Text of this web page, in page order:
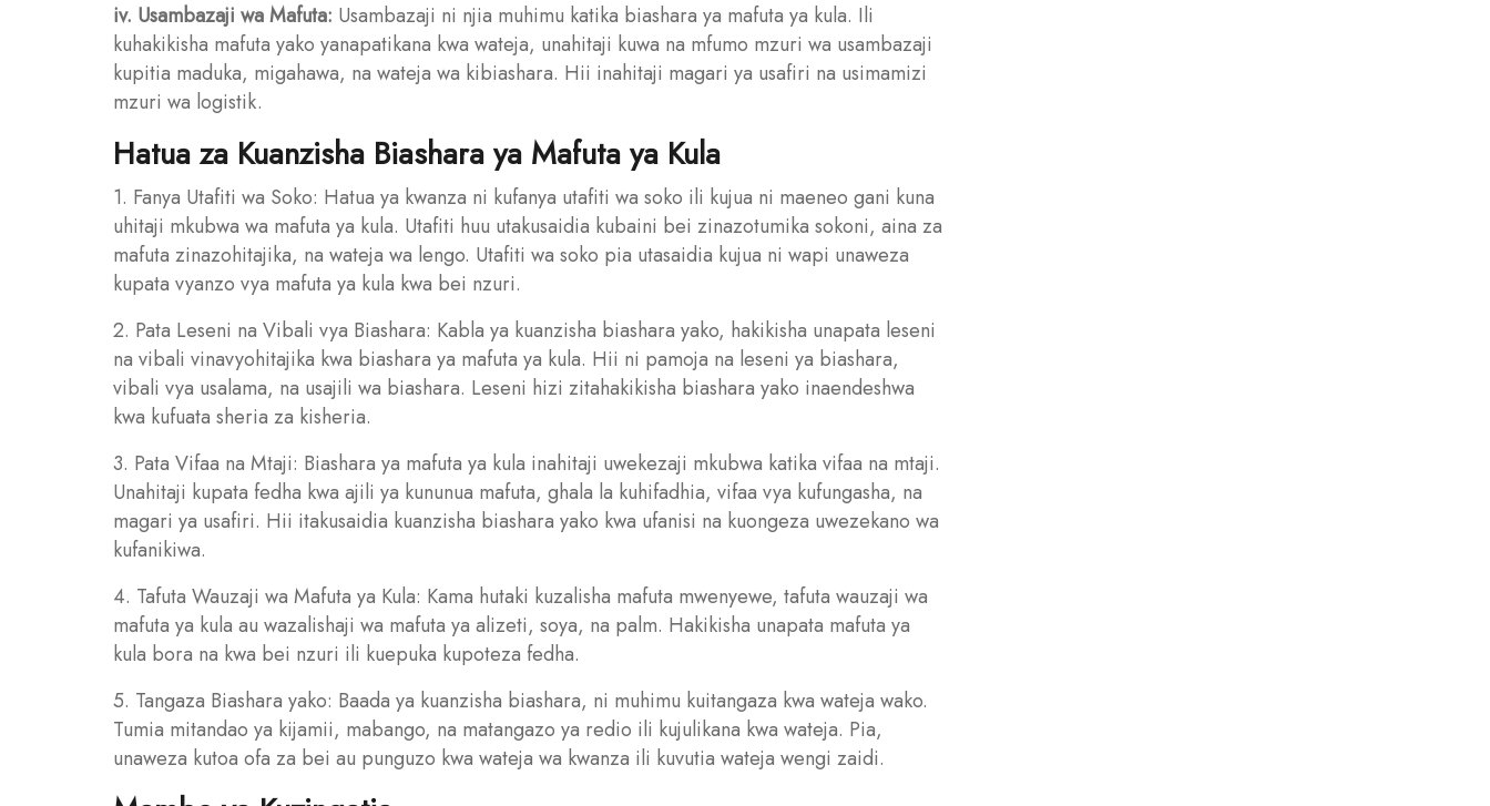
iv. Usambazaji wa Mafuta: Usambazaji ni njia muhimu katika biashara ya mafuta ya kula. Ili
kuhakikisha mafuta yako yanapatikana kwa wateja, unahitaji kuwa na mfumo mzuri wa usambazaji
kupitia maduka, migahawa, na wateja wa kibiashara. Hii inahitaji magari ya usafiri na usimamizi
mzuri wa logistik.
Hatua za Kuanzisha Biashara ya Mafuta ya Kula
1. Fanya Utafiti wa Soko: Hatua ya kwanza ni kufanya utafiti wa soko ili kujua ni maeneo gani kuna
uhitaji mkubwa wa mafuta ya kula. Utafiti huu utakusaidia kubaini bei zinazotumika sokoni, aina za
mafuta zinazohitajika, na wateja wa lengo. Utafiti wa soko pia utasaidia kujua ni wapi unaweza
kupata vyanzo vya mafuta ya kula kwa bei nzuri.
2. Pata Leseni na Vibali vya Biashara: Kabla ya kuanzisha biashara yako, hakikisha unapata leseni
na vibali vinavyohitajika kwa biashara ya mafuta ya kula. Hii ni pamoja na leseni ya biashara,
vibali vya usalama, na usajili wa biashara. Leseni hizi zitahakikisha biashara yako inaendeshwa
kwa kufuata sheria za kisheria.
3. Pata Vifaa na Mtaji: Biashara ya mafuta ya kula inahitaji uwekezaji mkubwa katika vifaa na mtaji.
Unahitaji kupata fedha kwa ajili ya kununua mafuta, ghala la kuhifadhia, vifaa vya kufungasha, na
magari ya usafiri. Hii itakusaidia kuanzisha biashara yako kwa ufanisi na kuongeza uwezekano wa
kufanikiwa.
4. Tafuta Wauzaji wa Mafuta ya Kula: Kama hutaki kuzalisha mafuta mwenyewe, tafuta wauzaji wa
mafuta ya kula au wazalishaji wa mafuta ya alizeti, soya, na palm. Hakikisha unapata mafuta ya
kula bora na kwa bei nzuri ili kuepuka kupoteza fedha.
5. Tangaza Biashara yako: Baada ya kuanzisha biashara, ni muhimu kuitangaza kwa wateja wako.
Tumia mitandao ya kijamii, mabango, na matangazo ya redio ili kujulikana kwa wateja. Pia,
unaweza kutoa ofa za bei au punguzo kwa wateja wa kwanza ili kuvutia wateja wengi zaidi.